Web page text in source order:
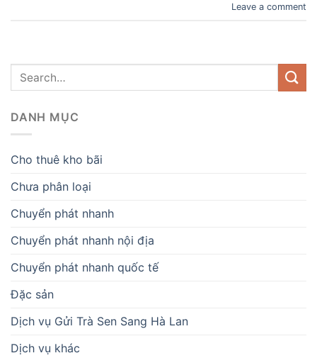
Leave a comment
DANH MỤC
Cho thuê kho bãi
Chưa phân loại
Chuyển phát nhanh
Chuyển phát nhanh nội địa
Chuyển phát nhanh quốc tế
Đặc sản
Dịch vụ Gửi Trà Sen Sang Hà Lan
Dịch vụ khác